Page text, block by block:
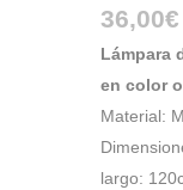
36,00€
Lámpara
en color
Material:
largo: